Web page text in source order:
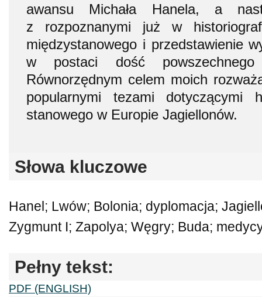
awansu Michała Hanela, a
z rozpoznanymi już w
międzystanowego i przedstawienie
w postaci dość powszechnego
Równorzędnym celem moich
popularnymi tezami dotyczącymi
stanowego w Europie Jagiellonów.
Słowa kluczowe
Hanel; Lwów; Bolonia; dyplomacja;
Zygmunt I; Zapolya; Węgry; Buda;
Pełny tekst:
PDF (ENGLISH)